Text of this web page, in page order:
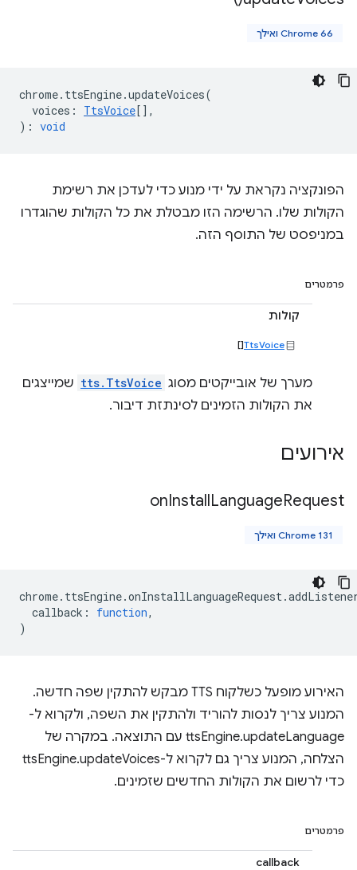
Chrome 66 ואילך
chrome. ttsEngine.updateVoices(
voices : TtsVoice[],
) : void
הפונקציה נקראת על ידי מנוע כדי לעדכן את רשימת
הקולות שלו. הרשימה הזו מבטלת את כל הקולות שהוגדרו
במניפסט של התוסף הזה.
פרמטרים
קולות
TtsVoice
[]
מערך של אובייקטים מסוג tts.TtsVoice שמייצגים
את הקולות הזמינים לסינתזת דיבור.
אירועים
onInstallLanguageRequest
Chrome 131 ואילך
chrome. ttsEngine.onInstallLanguageRequest.
callback : function,
)
האירוע מופעל כשלקוח TTS מבקש להתקין שפה חדשה.
המנוע צריך לנסות להוריד ולהתקין את השפה, ולקרוא ל-
ttsEngine.updateLanguage עם התוצאה. במקרה של
הצלחה, המנוע צריך גם לקרוא ל-ttsEngine.updateVoices
כדי לרשום את הקולות החדשים שזמינים.
פרמטרים
callback